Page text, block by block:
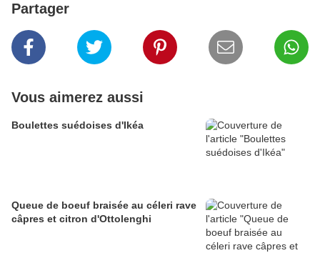
Partager
Vous aimerez aussi
Boulettes suédoises d'Ikéa
Queue de boeuf braisée au céleri rave
câpres et citron d'Ottolenghi